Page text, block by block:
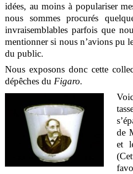
idées, au moins à populariser
nous sommes procurés
invraisemblables parfois que
mentionner si nous n’avions pu
du public.
Nous exposons donc cette
dépêches du Figaro.
de
et